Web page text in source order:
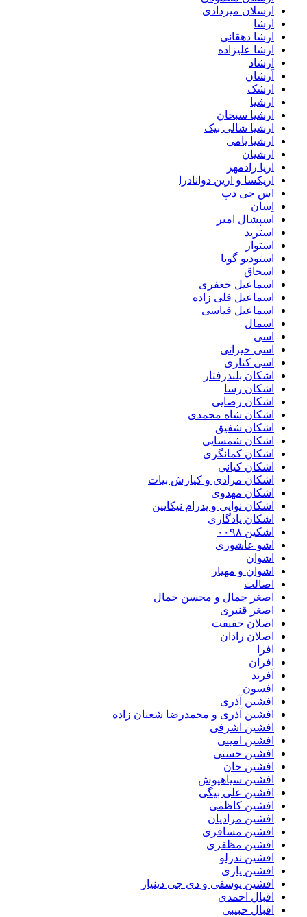
ارسلان میردادی
ارشا
ارشا دهقانی
ارشا علیزاده
ارشاد
اَرشان
ارشک
ارشیا
ارشیا سبحان
ارشیا شالی بیک
ارشیا یامی
ارشیان
اریا رادمهر
اریکسا و ارین دوانادرا
اس جی دپ
اِسان
اسپشال امیر
استرید
استوار
استودیو گویا
اسحاق
اسماعیل جعفری
اسماعیل قلی زاده
اسماعیل قیاسی
اسمال
اسی
اسی خیراتی
اسی کناری
اشکان بلندرفتار
اشکان رسا
اشکان رضایی
اشکان شاه محمدی
اشکان شفیق
اشکان شمسایی
اشکان‌ کمانگری
اشکان کیانی
اشکان مرادی و کیارش بیات
اشکان مهدوی
اشکان نوایی و پدرام نیکایین
اشکان یادگاری
اشکین ۰۰۹۸
اشو عاشوری
اشوان
اشوان و مهیار
اصالت
اصغر جمال و محسن جمال
اصغر قنبری
اصلان حقیقت
اصلان رادان
افرا
افران
اَفرند
افسون
افشین آذری
افشین آذری و محمدرضا شعبان زاده
افشین اشرفی
افشین امینی
افشین حسنی
افشین خان
افشین سیاهپوش
افشین علی بیگی
افشین کاظمی
افشین مرادیان
افشین مسافری
افشین مظفری
افشین ندرلو
افشین یاری
افشین یوسفی و دی جی دینیار
اقبال احمدی
اقبال حبیبی